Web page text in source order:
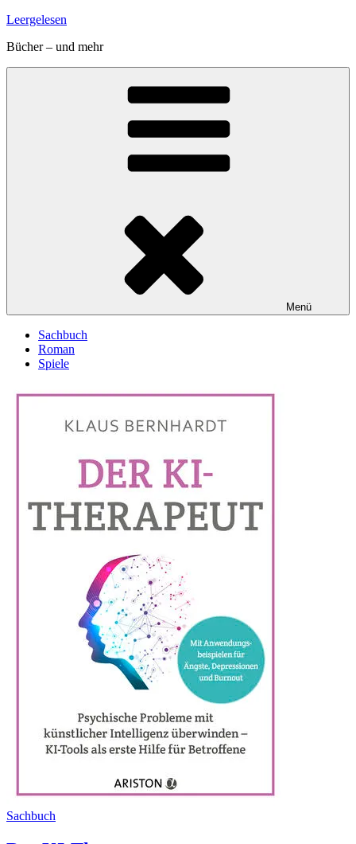
Zum
springen
Leergelesen
Bücher – und mehr
Menü
Sachbuch
Roman
Spiele
Sachbuch